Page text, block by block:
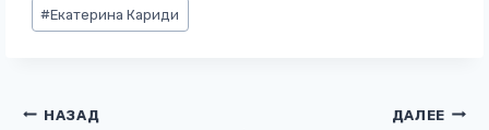
записи:
#Екатерина Кариди
НАЗАД ДАЛЕЕ